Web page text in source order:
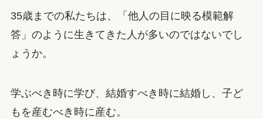
35歳までの私たちは、「他人の目に映る模範解
答」のように生きてきた人が多いのではないでし
ょうか。
学ぶべき時に学び、結婚すべき時に結婚し、子ど
もを産むべき時に産む。